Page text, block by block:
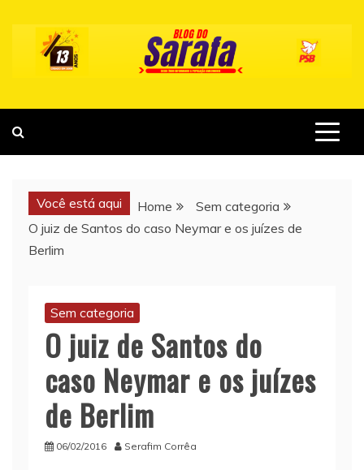
content
Você está aqui Home
Sem categoria
O juiz de Santos do caso Neymar e os juízes de
Berlim
Sem categoria
O juiz de Santos do
caso Neymar e os juízes
de Berlim
06/02/2016 Serafim Corrêa